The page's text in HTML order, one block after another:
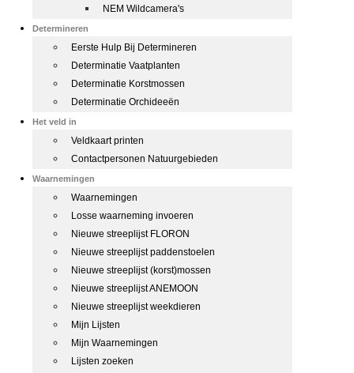
NEM Wildcamera's
Determineren
Eerste Hulp Bij Determineren
Determinatie Vaatplanten
Determinatie Korstmossen
Determinatie Orchideeën
Het veld in
Veldkaart printen
Contactpersonen Natuurgebieden
Waarnemingen
Waarnemingen
Losse waarneming invoeren
Nieuwe streeplijst FLORON
Nieuwe streeplijst paddenstoelen
Nieuwe streeplijst (korst)mossen
Nieuwe streeplijst ANEMOON
Nieuwe streeplijst weekdieren
Mijn Lijsten
Mijn Waarnemingen
Lijsten zoeken